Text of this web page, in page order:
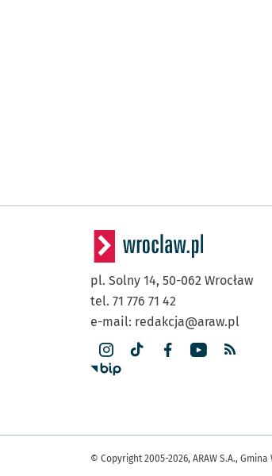
pl. Solny 14, 50-062 Wrocław
tel. 71 776 71 42
e-mail: redakcja@araw.pl
© Copyright 2005-2026, ARAW S.A., Gmina